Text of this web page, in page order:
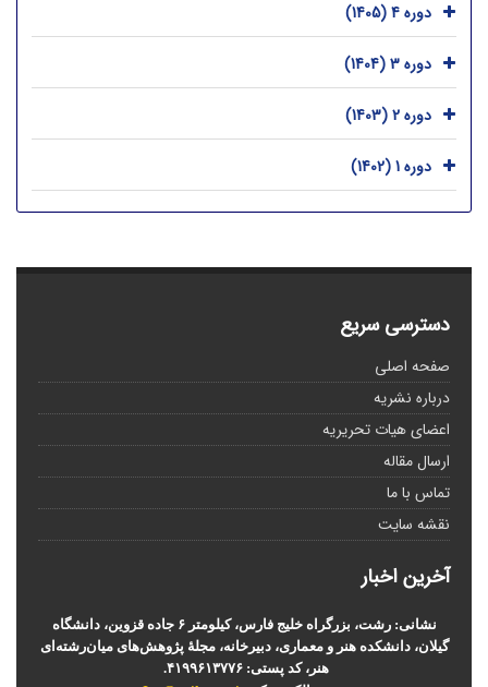
دوره 4 (1405)
دوره 3 (1404)
دوره 2 (1403)
دوره 1 (1402)
دسترسی سریع
صفحه اصلی
درباره نشریه
اعضای هیات تحریریه
ارسال مقاله
تماس با ما
نقشه سایت
آخرین اخبار
نشانی: رشت، بزرگراه خلیج فارس، کیلومتر ۶ جاده قزوین، دانشگاه
گیلان، دانشکده هنر و معماری، دبیرخانه، مجلۀ پژوهش‌های میان‌رشته‌ای
هنر، کد پستی: ۴۱۹۹۶۱۳۷۷۶.